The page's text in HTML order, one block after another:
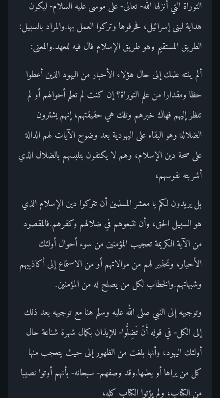
التوراة التي أنزلها الله- تعالى- على موسى عليه السلام- ليكون
هداية لبنى إسرائيل، فحرفوها وتركوا العمل بها.والمراد بالسبيل:
الطريق المستقيم وهو طريق الإسلام فال فيه للعهد.والمعنى:
ألم ينته علمك إلى حال هؤلاء الأحبار من اليهود الذين أعطوا
حظا ومقدارا من علم التوراة؟ إن كنت لم تعلم أحوالهم أو لم
تنظر إليهم فهاك خبرهم وتلك هي حقيقتهم، إنهم يشترون
الضلالة وهو البقاء على اليهودية بعد وضوح الآيات لهم الدالة
على صحة دين الإسلام، وهم لا يكتفون بتلبسهم بالضلال الذي
أشربته نفوسهم،
بل يريدون لكم يا معشر المسلمين أن تتركوا دين الإسلام الذي
هو السبيل الحق، وأن تتبعوهم في ضلالهم وكفرهم.فالمقصود
من الآية الكريمة تعجيب المؤمنين من سوء أحوال أولئك
الأحبار، وتحذير لهم من موالاتهم أو من الاستماع إلى أكاذيبهم
وشبهاتهم.والخطاب لكل من يصلح له من المؤمنين.
وتوجيهه إلى النبي صلى الله عليه وسلم هنا مع توجيهه بعد ذلك
إلى الكل- في قوله أَنْ تَضِلُّوا- للإيذان بكمال شهرة شناعة حال
أولئك اليهود، وأنها بلغت من الظهور إلى حيث يتعجب منها
كل من يراها أو يعلمها.وقد وصفهم- سبحانه- بأنهم أوتوا نصيبا
من الكتاب، ولم يؤتوا الكتاب كله،